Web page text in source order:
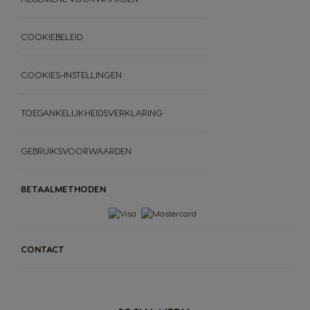
BETAALMETHODEN
CONTACT
COOKIEBELEID
COOKIES-INSTELLINGEN
TOEGANKELIJKHEIDSVERKLARING
GEBRUIKSVOORWAARDEN